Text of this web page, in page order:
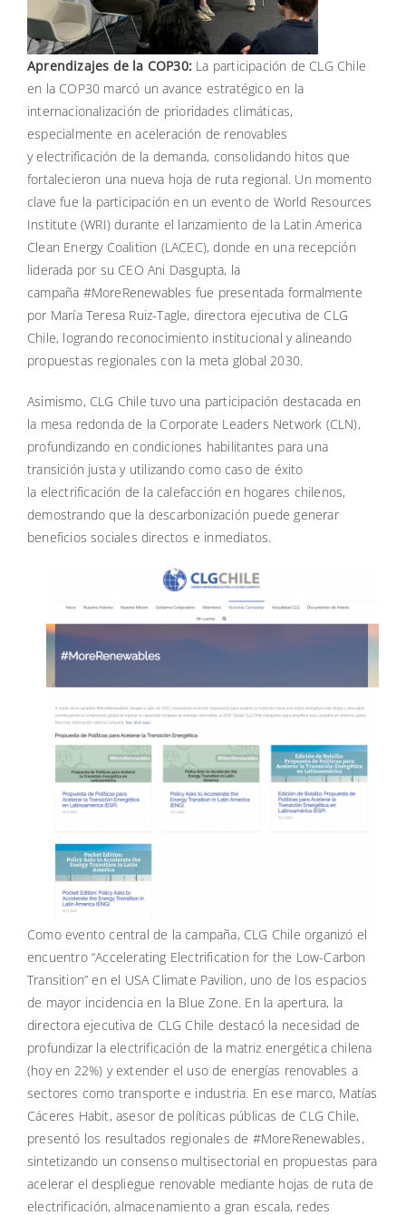
Aprendizajes de la COP30: La participación de CLG Chile
en la COP30 marcó un avance estratégico en la
internacionalización de prioridades climáticas,
especialmente en aceleración de renovables
y electrificación de la demanda, consolidando hitos que
fortalecieron una nueva hoja de ruta regional. Un momento
clave fue la participación en un evento de World Resources
Institute (WRI) durante el lanzamiento de la Latin America
Clean Energy Coalition (LACEC), donde en una recepción
liderada por su CEO Ani Dasgupta, la
campaña #MoreRenewables fue presentada formalmente
por María Teresa Ruiz-Tagle, directora ejecutiva de CLG
Chile, logrando reconocimiento institucional y alineando
propuestas regionales con la meta global 2030.
Asimismo, CLG Chile tuvo una participación destacada en
la mesa redonda de la Corporate Leaders Network (CLN),
profundizando en condiciones habilitantes para una
transición justa y utilizando como caso de éxito
la electrificación de la calefacción en hogares chilenos,
demostrando que la descarbonización puede generar
beneficios sociales directos e inmediatos.
Como evento central de la campaña, CLG Chile organizó el
encuentro “Accelerating Electrification for the Low-Carbon
Transition” en el USA Climate Pavilion, uno de los espacios
de mayor incidencia en la Blue Zone. En la apertura, la
directora ejecutiva de CLG Chile destacó la necesidad de
profundizar la electrificación de la matriz energética chilena
(hoy en 22%) y extender el uso de energías renovables a
sectores como transporte e industria. En ese marco, Matías
Cáceres Habit, asesor de políticas públicas de CLG Chile,
presentó los resultados regionales de #MoreRenewables,
sintetizando un consenso multisectorial en propuestas para
acelerar el despliegue renovable mediante hojas de ruta de
electrificación, almacenamiento a gran escala, redes